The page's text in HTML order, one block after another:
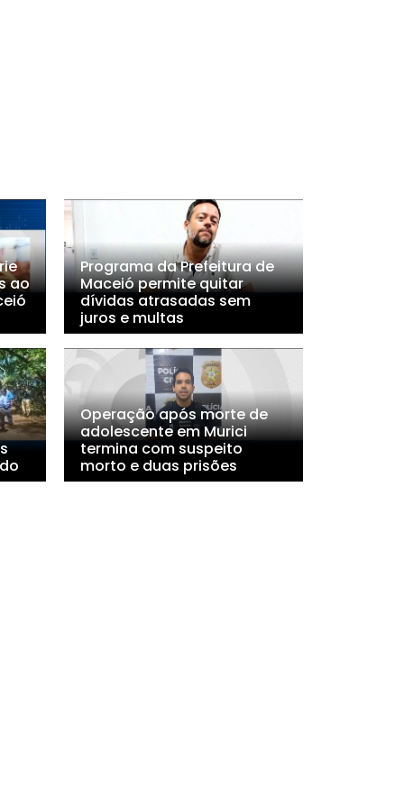
ao
Programa da Prefeitura de
Maceió permite quitar
dívidas atrasadas sem
juros e multas
Operação após morte de
adolescente em Murici
termina com suspeito
morto e duas prisões